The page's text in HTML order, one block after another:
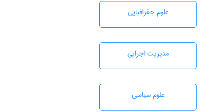
علوم جغرافيايی
مديريت اجرايی
علوم سياسی